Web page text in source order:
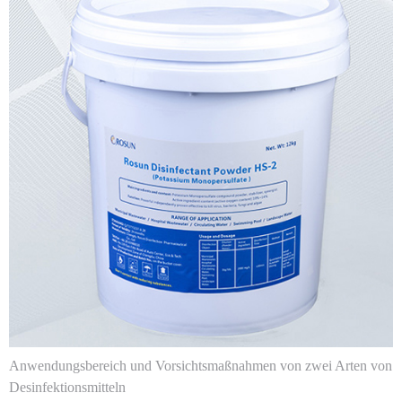
Anwendungsbereich und Vorsichtsmaßnahmen von zwei Arten von
Desinfektionsmitteln